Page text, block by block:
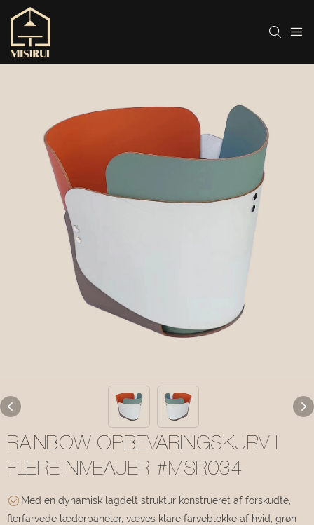
RAINBOW OPBEVARINGSKURV I
FLERE NIVEAUER #MSR034
Med en dynamisk lagdelt struktur konstrueret af forskudte,
flerfarvede læderpaneler, væves klare farveblokke af hvid, grøn